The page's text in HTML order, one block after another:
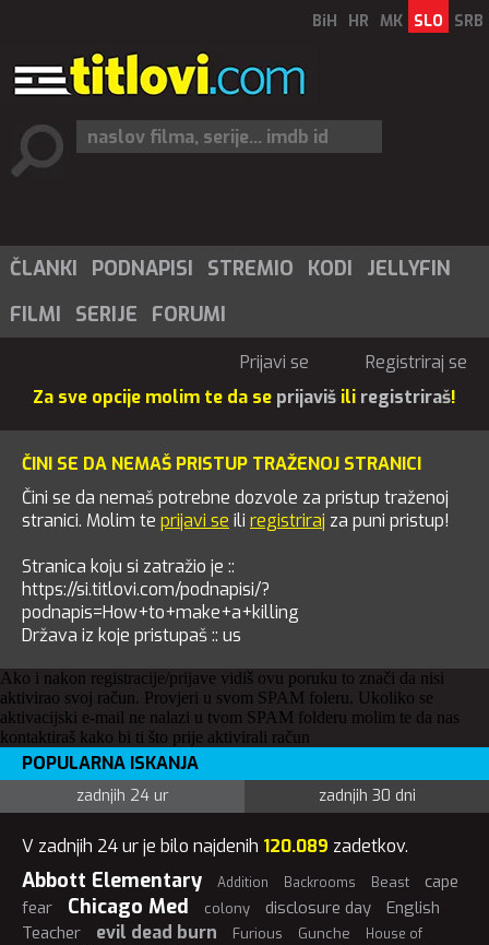
BiH HR MK SLO SRB
ČLANKI PODNAPISI STREMIO KODI
JELLYFIN
FILMI
SERIJE FORUMI
Prijavi se
Registriraj se
Za sve opcije molim te da se prijaviš ili registriraš!
ČINI SE DA NEMAŠ PRISTUP TRAŽENOJ STRANICI
Čini se da nemaš potrebne dozvole za pristup traženoj
stranici. Molim te prijavi se ili registriraj za puni pristup!
Stranica koju si zatražio je ::
https://si.titlovi.com/podnapisi/?
podnapis=How+to+make+a+killing
Država iz koje pristupaš :: us
Ako i nakon registracije/prijave vidiš ovu poruku to znači da nisi
aktivirao svoj račun. Provjeri u svom SPAM foleru. Ukoliko se
aktivacijski e-mail ne nalazi u tvom SPAM folderu molim te da nas
kontaktiraš kako bi ti što prije aktivirali račun
POPULARNA ISKANJA
zadnjih 24 ur zadnjih 30 dni
V zadnjih 24 ur je bilo najdenih 120.089 zadetkov.
Abbott Elementary Addition Backrooms Beast
cape
fear
Chicago Med colony disclosure day
English
Teacher
evil dead burn Furious Gunche
House of